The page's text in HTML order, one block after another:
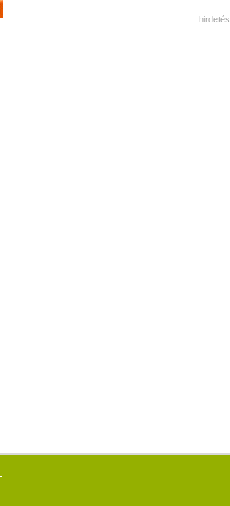
hirdetés